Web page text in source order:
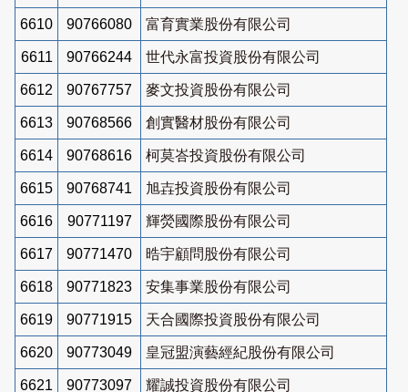
6610 90766080 富育實業股份有限公司
6611 90766244 世代永富投資股份有限公司
6612 90767757 麥文投資股份有限公司
6613 90768566 創實醫材股份有限公司
6614 90768616 柯莫峇投資股份有限公司
6615 90768741 旭壵投資股份有限公司
6616 90771197 輝熒國際股份有限公司
6617 90771470 晧宇顧問股份有限公司
6618 90771823 安集事業股份有限公司
6619 90771915 天合國際投資股份有限公司
6620 90773049 皇冠盟演藝經紀股份有限公司
6621 90773097 耀誠投資股份有限公司